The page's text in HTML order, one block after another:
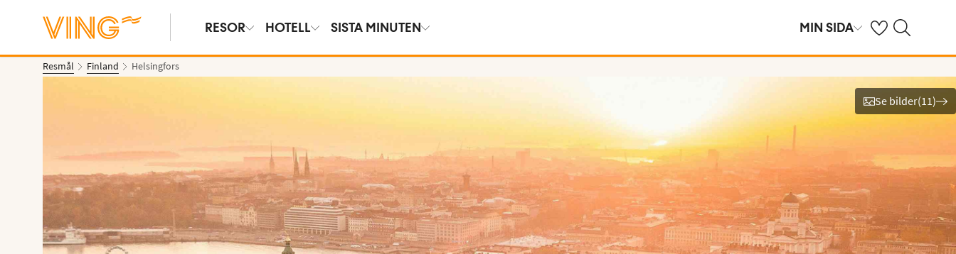
RESOR HOTELL SISTA MINUTEN MIN SIDA Se dina sparade
Sök på ving.se
Resmål Finland Helsingfors
Se bilder(11)